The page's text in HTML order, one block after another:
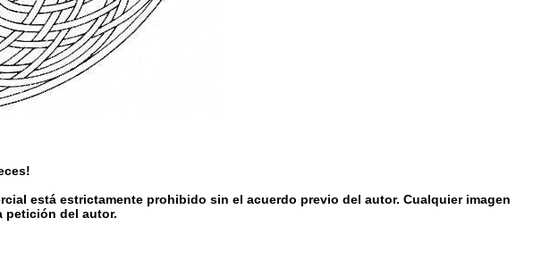
está estrictamente prohibido sin el acuerdo previo del autor. Cualquier imagen
petición del autor.